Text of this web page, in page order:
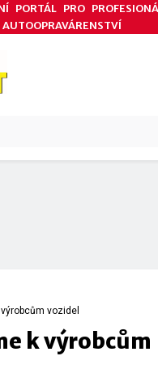
PORTÁL PRO
vozidel
k výrobcům